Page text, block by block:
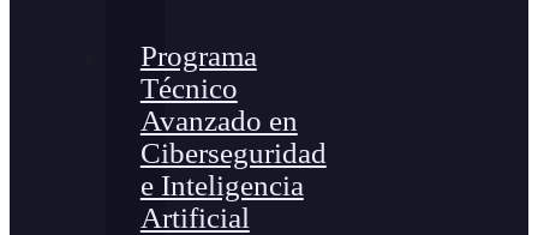
Programa
Técnico
Avanzado en
Ciberseguridad
e Inteligencia
Artificial